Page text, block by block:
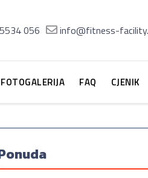
056 info@fitness-
FOTOGALERIJA FAQ CJENIK